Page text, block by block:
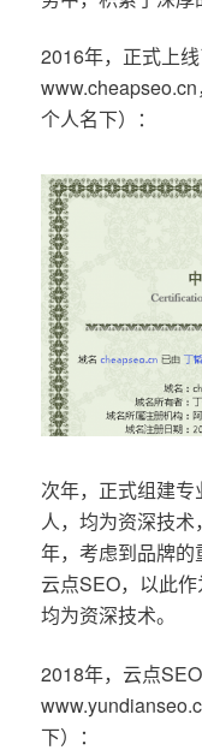
2016年，正式上线
个人名下）：
次年，正式组建
人，均为资深技
年，考虑到品牌的
云点SEO，以此作
均为资深技术。
2018年，云点SEO
下）：